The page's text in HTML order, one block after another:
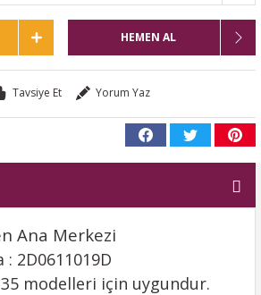
HEMEN AL
Tavsiye Et Yorum Yaz
Ana Merkezi
2D0611019D
modelleri için uygundur.